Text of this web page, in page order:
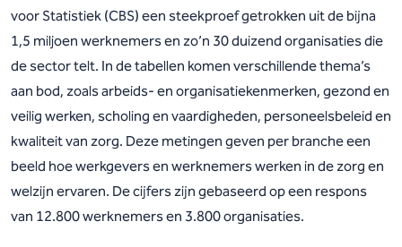
voor Statistiek (CBS) een steekproef getrokken uit de bijna
1,5 miljoen werknemers en zo’n 30 duizend organisaties die
de sector telt. In de tabellen komen verschillende thema’s
aan bod, zoals arbeids- en organisatiekenmerken, gezond en
veilig werken, scholing en vaardigheden, personeelsbeleid en
kwaliteit van zorg. Deze metingen geven per branche een
beeld hoe werkgevers en werknemers werken in de zorg en
welzijn ervaren. De cijfers zijn gebaseerd op een respons
van 12.800 werknemers en 3.800 organisaties.